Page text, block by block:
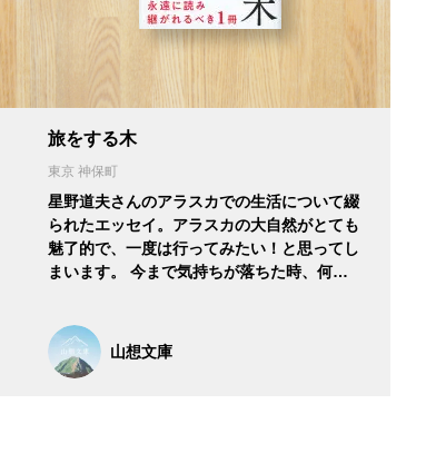
旅をする木
東京 神保町
星野道夫さんのアラスカでの生活について綴
られたエッセイ。アラスカの大自然がとても
魅了的で、一度は行ってみたい！と思ってし
まいます。 今まで気持ちが落ちた時、何…
山想文庫